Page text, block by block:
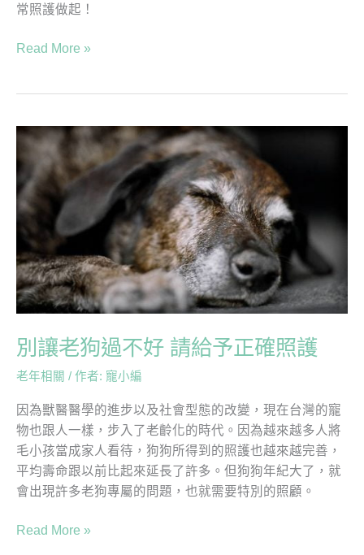
常照護做起！
Read More »
別讓老狗過不好 請給予正確照護
老年相關 / 作者: 寵小編
因為獸醫醫學的進步以及社會型態的改變，現在台灣的寵
物也跟人一樣，步入了老齡化的時代。因為越來越多人將
毛小孩當成家人看待，狗狗所得到的照護也越來越完善，
平均壽命跟以前比起來延長了許多。但狗狗年紀大了，就
會出現許多老狗專屬的問題，也就需要特別的照顧。
別
老
狗
過
不
好
請
給
予
正
確
照
Read More »